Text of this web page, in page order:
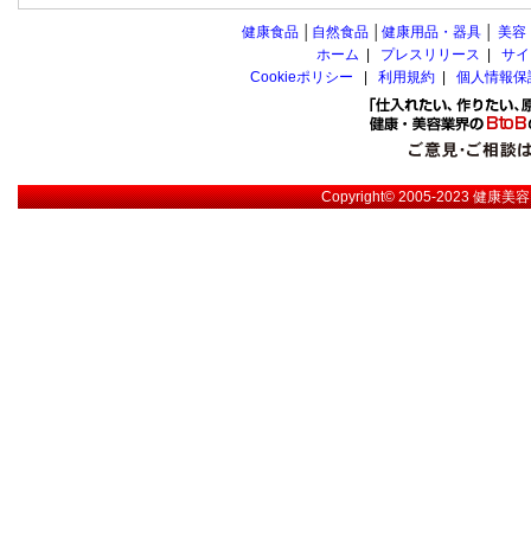
健康食品 自然食品 健康用品・器具 美容
ホーム
プレスリリース
サ
Cookieポリシー
利用規約 個人情報
Copyright© 2005-2023健康美